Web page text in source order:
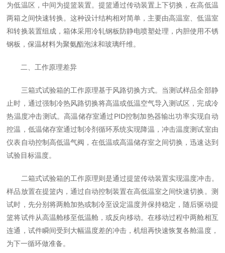
为低温区，中间为提篮装置。提篮通过传动装置上下切换，在高低温
两箱之间快速转换。这种设计结构相对简单，主要由高温室、低温室
和转换装置组成，箱体采用冷轧钢板防静电喷塑处理，内胆使用不锈
钢板，保温材料为聚氨酯泡沫和玻璃纤维。
二、工作原理差异
三箱式试验箱的工作原理基于风路切换方式。当测试样品全部静
止时，通过强制冷热风路切换将高温或低温空气导入测试区，完成冷
热温度冲击测试。高温储存室通过PID控制加热器输出功率实现自动
控温，低温储存室通过制冷剂循环系统实现降温，冲击温度测试室由
仪表自动控制高低温气阀，在低温或高温储存室之间切换，迅速达到
试验目标温度。
二箱式试验箱的工作原理则是通过提篮传动装置实现温度冲击。
样品放置在提篮内，通过自动控制装置在高低温室之间快速切换。测
试时，先分别将两舱加热或制冷至设定温度并保持稳定，随后驱动提
篮将试件从高温舱移至低温舱，或反向移动。在移动过程中两舱相互
连通，试件瞬间受到大幅温度差的冲击，机组再快速恢复各舱温度，
为下一循环做准备。